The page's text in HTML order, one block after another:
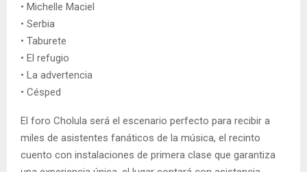
• Michelle Maciel
• Serbia
• Taburete
• El refugio
• La advertencia
• Césped
El foro Cholula será el escenario perfecto para recibir a
miles de asistentes fanáticos de la música, el recinto
cuento con instalaciones de primera clase que garantiza